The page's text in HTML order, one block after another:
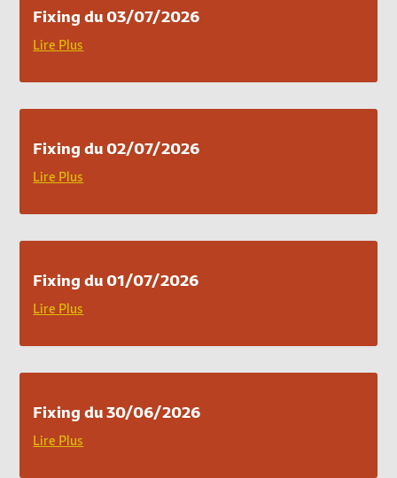
Fixing du 03/07/2026
Lire Plus
Fixing du 02/07/2026
Lire Plus
Fixing du 01/07/2026
Lire Plus
Fixing du 30/06/2026
Lire Plus